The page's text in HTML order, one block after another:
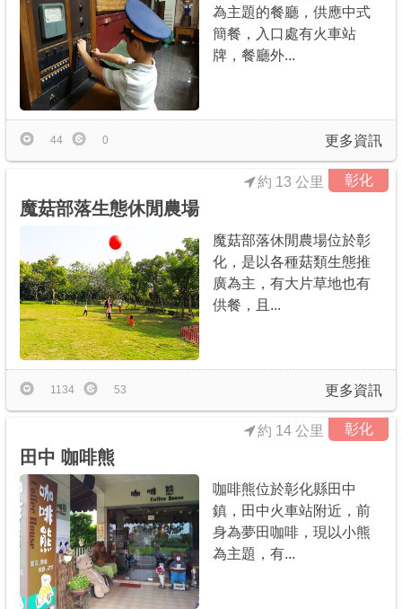
為主題的餐廳，供應中式
簡餐，入口處有火車站
牌，餐廳外...
更多資訊
44 0
彰化
約 13 公里
魔菇部落生態休閒農場
魔菇部落休閒農場位於彰
化，是以各種菇類生態推
廣為主，有大片草地也有
供餐，且...
更多資訊
1134 53
彰化
約 14 公里
田中 咖啡熊
咖啡熊位於彰化縣田中
鎮，田中火車站附近，前
身為夢田咖啡，現以小熊
為主題，有...